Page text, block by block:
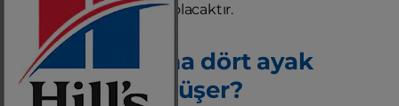
ayırmanıza yardımcı olacaktır.
Kediler daima dört ayak
üzerine mi düşer?